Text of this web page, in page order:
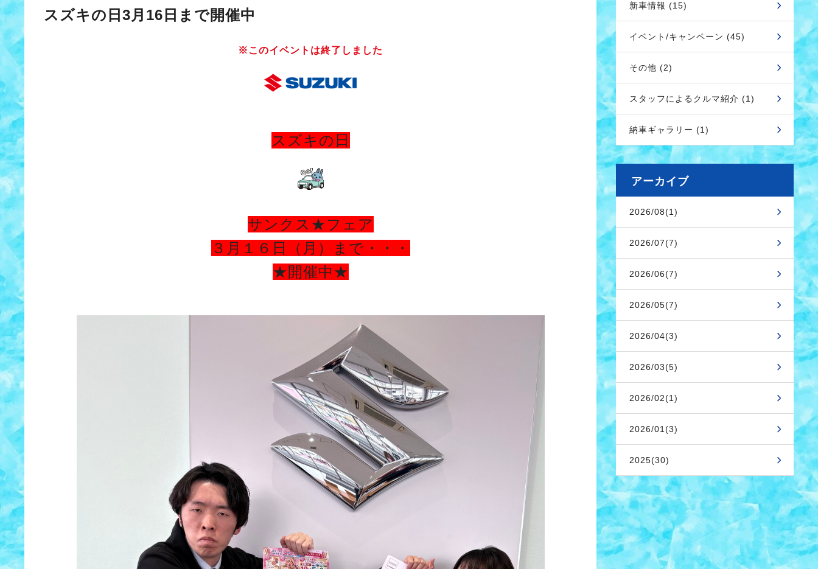
スズキの日3月16日まで開催中
※このイベントは終了しました
スズキの日
サンクス★フェア
３月１６日（月）まで・・・
★開催中★
新車情報 (15)
イベント/キャンペーン (45)
その他 (2)
スタッフによるクルマ紹介 (1)
納車ギャラリー (1)
アーカイブ
2026/08(1)
2026/07(7)
2026/06(7)
2026/05(7)
2026/04(3)
2026/03(5)
2026/02(1)
2026/01(3)
2025(30)